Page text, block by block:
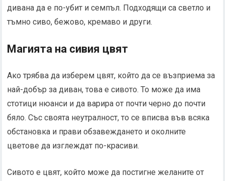
дивана да е по-убит и семпъл. Подходящи са светло и
тъмно сиво, бежово, кремаво и други.
Магията на сивия цвят
Ако трябва да изберем цвят, който да се възприема за
най-добър за диван, това е сивото. То може да има
стотици нюанси и да варира от почти черно до почти
бяло. Със своята неутралност, то се вписва във всяка
обстановка и прави обзавеждането и околните
цветове да изглеждат по-красиви.
Сивото е цвят, който може да постигне желаните от